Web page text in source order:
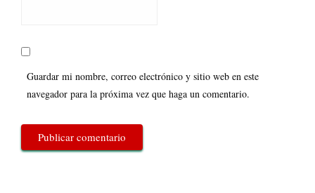
Guardar mi nombre, correo electrónico y sitio web en este
navegador para la próxima vez que haga un comentario.